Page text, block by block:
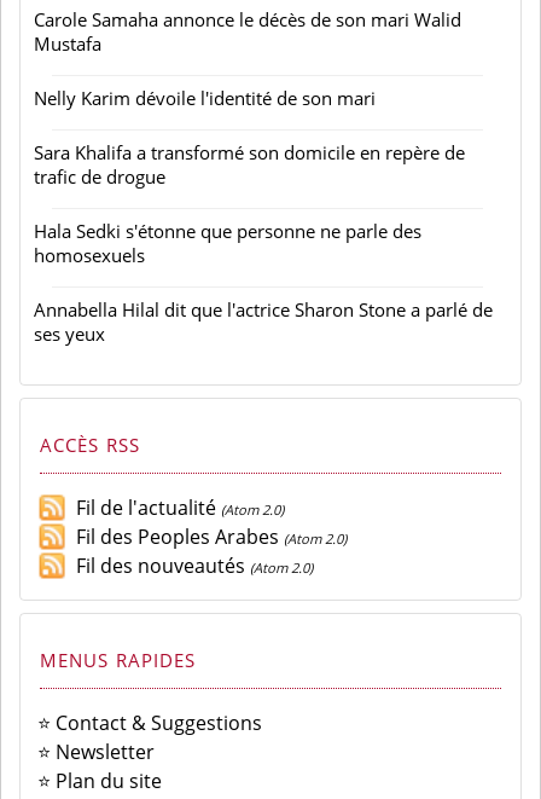
Carole Samaha annonce le décès de son mari Walid
Mustafa
Nelly Karim dévoile l'identité de son mari
Sara Khalifa a transformé son domicile en repère de
trafic de drogue
Hala Sedki s'étonne que personne ne parle des
homosexuels
Annabella Hilal dit que l'actrice Sharon Stone a parlé de
ses yeux
ACCÈS RSS
Fil de l'actualité (Atom 2.0)
Fil des Peoples Arabes (Atom 2.0)
Fil des nouveautés (Atom 2.0)
MENUS RAPIDES
⭐ Contact & Suggestions
⭐ Newsletter
⭐ Plan du site